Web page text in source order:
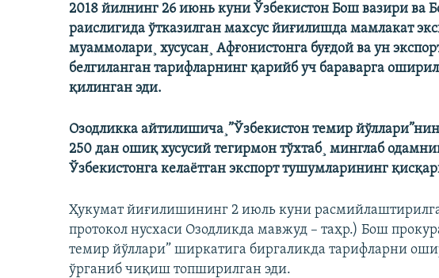
2018 йилнинг 26 июнь куни Ўзбекистон Бош вазири ва
раислигида ўтказилган махсус йиғилишда мамлакат
муаммолари¸ хусусан¸ Афғонистонга буғдой ва ун
белгиланган тарифларнинг қарийб уч бараварга
қилинган эди.
Озодликка aйтилишича¸”Ўзбекистон темир
250 дан ошиқ хусусий тегирмон тўхтаб¸ минглаб
Ўзбекистонга келаëтган экспорт тушумларининг
Ҳукумат йиғилишининг 2 июль куни
протокол нусхаси Озодликда мавжуд – таҳр.) Бош
темир йўллари” ширкатига биргаликда тарифларни
ўрганиб чиқиш топширилган эди.